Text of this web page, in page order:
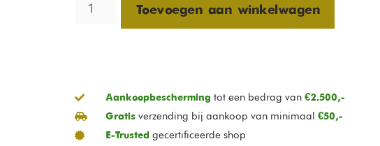
Toevoegen aan winkelwagen
Aankoopbescherming tot een bedrag van €2.500,-
Gratisverzending bij aankoop van minimaal
€50,-
E-Trusted gecertificeerde shop